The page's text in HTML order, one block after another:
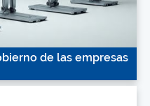
de las empresas